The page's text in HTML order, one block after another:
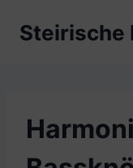
InhaltSteirische